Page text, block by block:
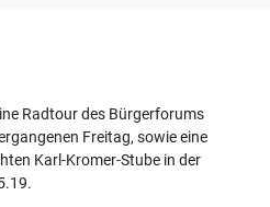
Radtour des Bürgerforums
Freitag, sowie eine
Karl-Kromer-Stube in der